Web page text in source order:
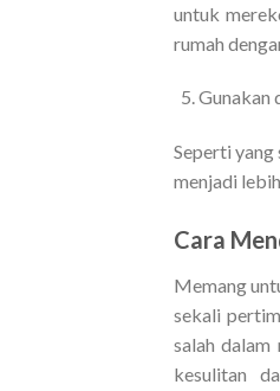
untuk
rumah
Gunakan
Seperti yang
menjadi
Cara
Memang
sekali
salah dalam
kesulitan